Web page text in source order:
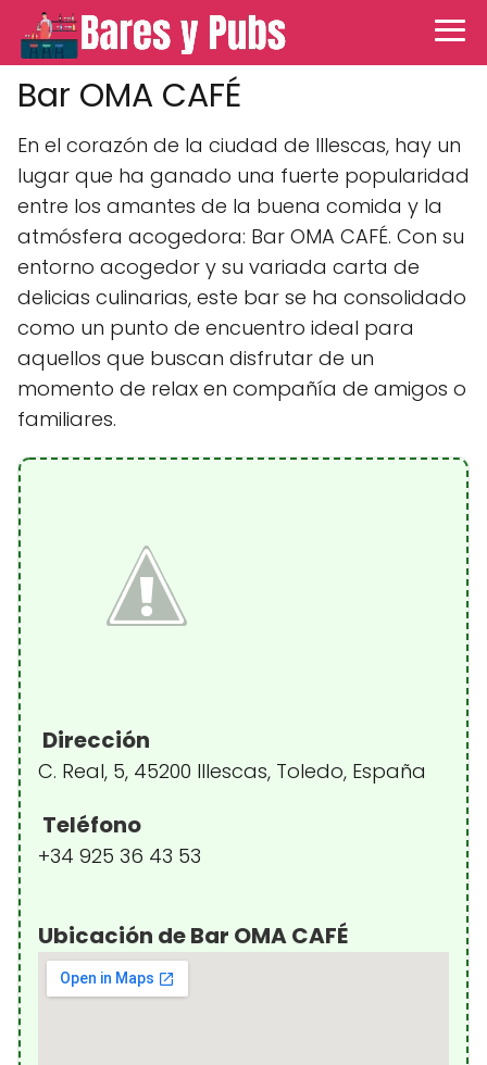
Bar OMA CAFÉ
En el corazón de la ciudad de Illescas, hay un
lugar que ha ganado una fuerte popularidad
entre los amantes de la buena comida y la
atmósfera acogedora: Bar OMA CAFÉ. Con su
entorno acogedor y su variada carta de
delicias culinarias, este bar se ha consolidado
como un punto de encuentro ideal para
aquellos que buscan disfrutar de un
momento de relax en compañía de amigos o
familiares.
Dirección
C. Real, 5, 45200 Illescas, Toledo, España
Teléfono
+34 925 36 43 53
Ubicación de Bar OMA CAFÉ